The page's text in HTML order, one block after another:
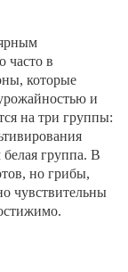
часто в
которые
и
на три группы:
группа. В
но грибы,
чувствительны